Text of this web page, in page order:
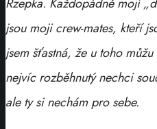
jsou moji crew-mates, kteří
jsem šťastná, že u toho
nejvíc rozběhnutý nechci
ale ty si nechám pro sebe.